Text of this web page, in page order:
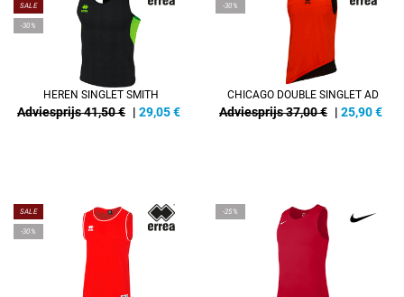
SALE
-30%
HEREN SINGLET SMITH
Adviesprijs 41,50 € | 29,05€
-30%
CHICAGO DOUBLE SINGLET AD
Adviesprijs 37,00 € | 25,90€
SALE
-30%
-25%